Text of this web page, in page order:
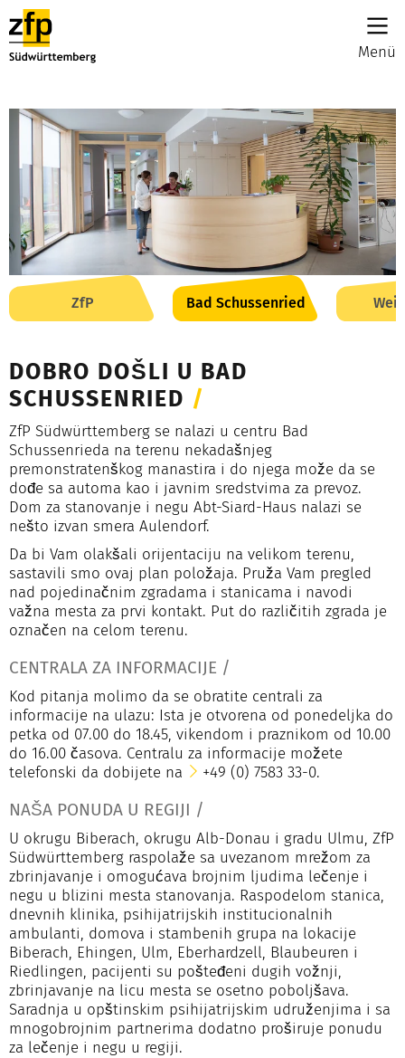
Menü
ZfP Bad Schussenried
DOBRO DOŠLI U BAD
SCHUSSENRIED /
ZfP Südwürttemberg se nalazi u centru Bad
Schussenrieda na terenu nekadašnjeg
premonstratenškog manastira i do njega može da se
dođe sa automa kao i javnim sredstvima za prevoz.
Dom za stanovanje i negu Abt-Siard-Haus nalazi se
nešto izvan smera Aulendorf.
Da bi Vam olakšali orijentaciju na velikom terenu,
sastavili smo ovaj plan položaja. Pruža Vam pregled
nad pojedinačnim zgradama i stanicama i navodi
važna mesta za prvi kontakt. Put do različitih zgrada je
označen na celom terenu.
CENTRALA ZA INFORMACIJE /
Kod pitanja molimo da se obratite centrali za
informacije na ulazu: Ista je otvorena od ponedeljka do
petka od 07.00 do 18.45, vikendom i praznikom od 10.00
do 16.00 časova. Centralu za informacije možete
telefonski da dobijete na
+49 (0) 7583 33-0.
NAŠA PONUDA U REGIJI /
U okrugu Biberach, okrugu Alb-Donau i gradu Ulmu, ZfP
Südwürttemberg raspolaže sa uvezanom mrežom za
zbrinjavanje i omogućava brojnim ljudima lečenje i
negu u blizini mesta stanovanja. Raspodelom stanica,
dnevnih klinika, psihijatrijskih institucionalnih
ambulanti, domova i stambenih grupa na lokacije
Biberach, Ehingen, Ulm, Eberhardzell, Blaubeuren i
Riedlingen, pacijenti su pošteđeni dugih vožnji,
zbrinjavanje na licu mesta se osetno poboljšava.
Saradnja u opštinskim psihijatrijskim udruženjima i sa
mnogobrojnim partnerima dodatno proširuje ponudu
za lečenje i negu u regiji.